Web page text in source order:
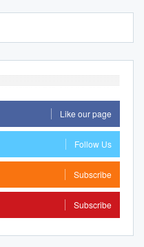
Like our page
Follow Us
Subscribe
Subscribe